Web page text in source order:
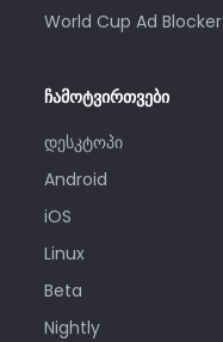
World Cup Ad Blocker
ჩამოტვირთვები
დესკტოპი
Android
iOS
Linux
Beta
Nightly